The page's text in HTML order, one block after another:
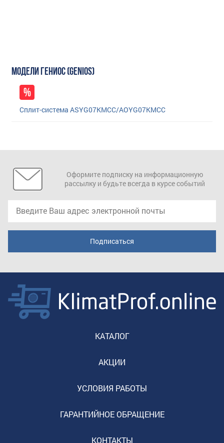
МОДЕЛИ ГЕНИОС (GENIOS)
Сплит-система ASYG07KMCC/AOYG07KMCC
Оформите подписку на информационную
рассылку и будьте всегда в курсе событий
КАТАЛОГ
АКЦИИ
УСЛОВИЯ РАБОТЫ
ГАРАНТИЙНОЕ ОБРАЩЕНИЕ
КОНТАКТЫ